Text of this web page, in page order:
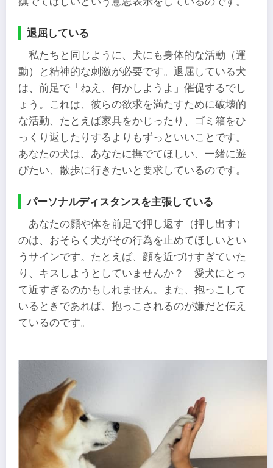
退屈している
私たちと同じように、犬にも身体的な活動（運
動）と精神的な刺激が必要です。退屈している犬
は、前足で「ねえ、何かしようよ」催促するでし
ょう。これは、彼らの欲求を満たすために破壊的
な活動、たとえば家具をかじったり、ゴミ箱をひ
っくり返したりするよりもずっといいことです。
あなたの犬は、あなたに撫でてほしい、一緒に遊
びたい、散歩に行きたいと要求しているのです。
パーソナルディスタンスを主張している
あなたの顔や体を前足で押し返す（押し出す）
のは、おそらく犬がその行為を止めてほしいとい
うサインです。たとえば、顔を近づけすぎていた
り、キスしようとしていませんか？ 愛犬にとっ
て近すぎるのかもしれません。また、抱っこして
いるときであれば、抱っこされるのが嫌だと伝え
ているのです。